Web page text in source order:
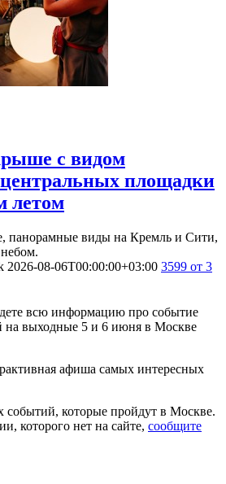
с видом
площадки
летом
панорамные виды на Кремль и Сити,
2026-08-06T00:00:00+03:00 3599 от 3
всю информацию про событие
на выходные 5 и 6 июня в Москве
афиша самых интересных
событий, которые пройдут в Москве.
которого нет на сайте, сообщите